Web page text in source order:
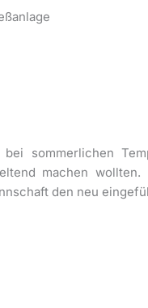
sommerlichen
machen
den neu